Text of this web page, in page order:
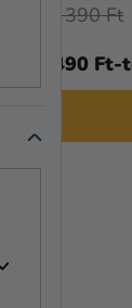
6 490
11 390 Ft